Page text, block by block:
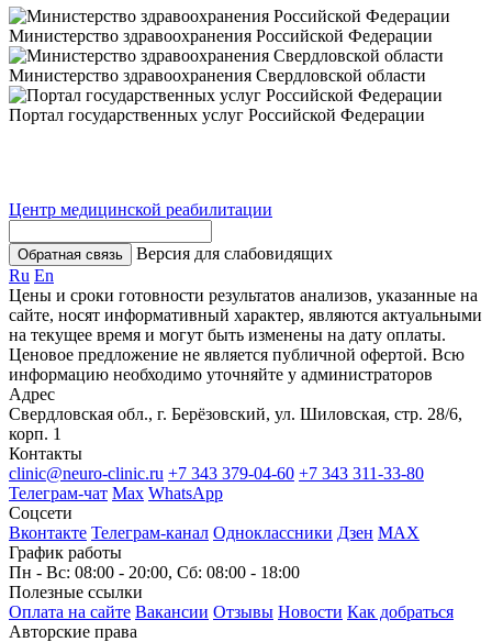
Министерство здравоохранения Российской Федерации
Министерство здравоохранения Свердловской области
Портал государственных услуг Российской Федерации
Центр медицинской реабилитации
Обратная связь
Версия для слабовидящих
Ru En
Цены и сроки готовности результатов анализов, указанные на
сайте, носят информативный характер, являются актуальными
на текущее время и могут быть изменены на дату оплаты.
Ценовое предложение не является публичной офертой. Всю
информацию необходимо уточняйте у администраторов
Адрес
Свердловская обл., г. Берёзовский, ул. Шиловская, стр. 28/6,
корп. 1
Контакты
clinic@neuro-clinic.ru +7 343 379-04-60 +7 343 311-33-80
Телеграм-чат Max WhatsApp
Соцсети
Вконтакте Телеграм-канал Одноклассники Дзен МАХ
График работы
Пн - Вс: 08:00 - 20:00, Сб: 08:00 - 18:00
Полезные ссылки
Оплата на сайте Вакансии Отзывы Новости Как добраться
Авторские права